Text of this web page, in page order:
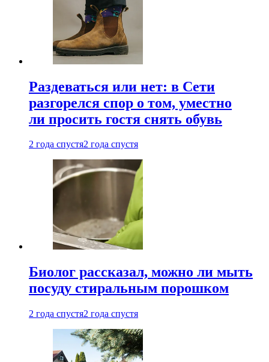
Раздеваться или нет: в Сети
разгорелся спор о том, уместно
ли просить гостя снять обувь
2 года спустя2 года спустя
Биолог рассказал, можно ли мыть
посуду стиральным порошком
2 года спустя2 года спустя